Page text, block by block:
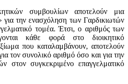
συμβουλίων αποτελούν μια
για την ενασχόληση των Γαρδικιωτών
τομέα. Έτσι, ο αριθμός των
κάθε φορά στο διοικητικό
που καταλαμβάνουν, αποτελούν
τον συνολικό αριθμό όσο και για την
στον συγκεκριμένο επαγγελματικό